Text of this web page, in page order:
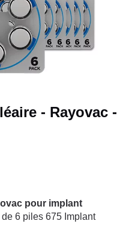
- Rayovac -
pour implant
6 piles 675 Implant